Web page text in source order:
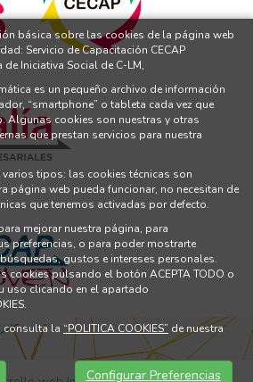
básica sobre las cookies de la página web
Servicio de Capacitación CECAP
Iniciativa Social de C-LM,
es un pequeño archivo de información
“smartphone” o tableta cada vez que
Algunas cookies son nuestras y otras
que prestan servicios para nuestra
varios tipos: las cookies técnicas son
página web pueda funcionar, no necesitan de
que tenemos activadas por defecto.
mejorar nuestra página, para
preferencias, o para poder mostrarte
gustos e intereses personales.
cookies pulsando el botón ACEPTA TODO o
uso clicando en el apartado
consulta la “POLITICA COOKIES” de nuestra
Configurar Preferencias